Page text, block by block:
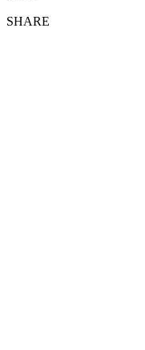
SHARE